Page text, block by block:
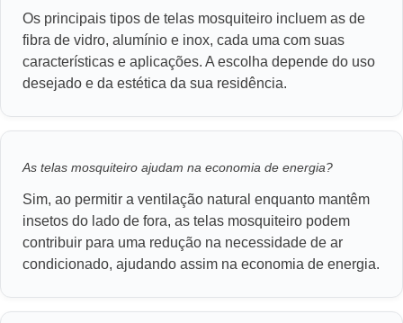
Os principais tipos de telas mosquiteiro incluem as de
fibra de vidro, alumínio e inox, cada uma com suas
características e aplicações. A escolha depende do uso
desejado e da estética da sua residência.
As telas mosquiteiro ajudam na economia de energia?
Sim, ao permitir a ventilação natural enquanto mantêm
insetos do lado de fora, as telas mosquiteiro podem
contribuir para uma redução na necessidade de ar
condicionado, ajudando assim na economia de energia.